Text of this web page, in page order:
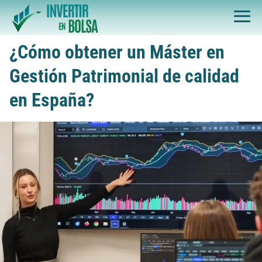
¿Cómo obtener un Máster en
Gestión Patrimonial de calidad
en España?